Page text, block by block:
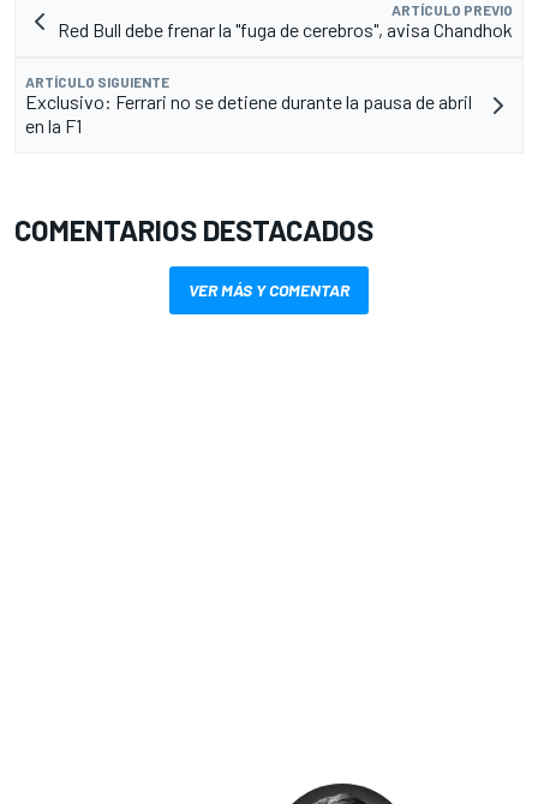
ARTÍCULO PREVIO
Red Bull debe frenar la "fuga de cerebros", avisa Chandhok
ARTÍCULO SIGUIENTE
Exclusivo: Ferrari no se detiene durante la pausa de abril
en la F1
COMENTARIOS DESTACADOS
VER MÁS Y COMENTAR